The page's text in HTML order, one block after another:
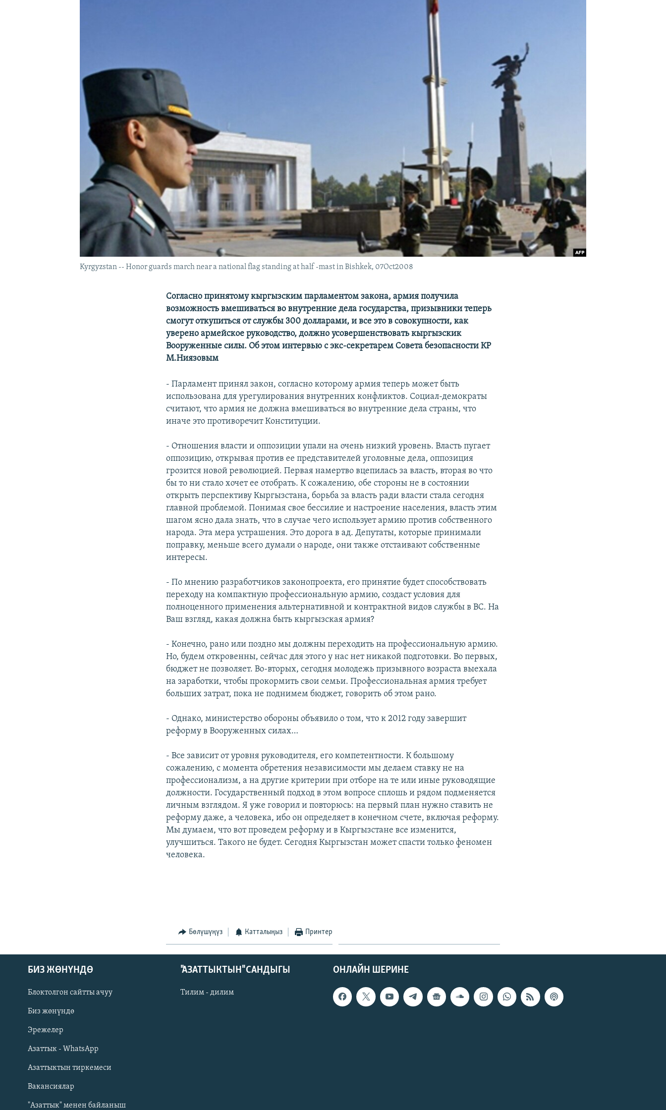
Русский
ОНЛАЙН ШЕРИНЕ
Kyrgyzstan -- Honor guards march near a national flag standing at half -mast in Bishkek, 07Oct2008
Согласно принятому кыргызским парламентом закона, армия получила
возможность вмешиваться во внутренние дела государства, призывники теперь
смогут откупиться от службы 300 долларами, и все это в совокупности, как
уверено армейское руководство, должно усовершенствовать кыргызскик
Вооруженные силы. Об этом интервью с экс-секретарем Совета безопасности КР
М.Ниязовым
- Парламент принял закон, согласно которому армия теперь может быть
использована для урегулирования внутренних конфликтов. Социал-демократы
считают, что армия не должна вмешиваться во внутренние дела страны, что
иначе это противоречит Конституции.
- Отношения власти и оппозиции упали на очень низкий уровень. Власть пугает
оппозицию, открывая против ее представителей уголовные дела, оппозиция
грозится новой революцией. Первая намертво вцепилась за власть, вторая во что
бы то ни стало хочет ее отобрать. К сожалению, обе стороны не в состоянии
открыть перспективу Кыргызстана, борьба за власть ради власти стала сегодня
главной проблемой. Понимая свое бессилие и настроение населения, власть этим
шагом ясно дала знать, что в случае чего использует армию против собственного
народа. Эта мера устрашения. Это дорога в ад. Депутаты, которые принимали
поправку, меньше всего думали о народе, они также отстаивают собственные
интересы.
- По мнению разработчиков законопроекта, его принятие будет способствовать
переходу на компактную профессиональную армию, создаст условия для
полноценного применения альтернативной и контрактной видов службы в ВС. На
Ваш взгляд, какая должна быть кыргызская армия?
- Конечно, рано или поздно мы должны переходить на профессиональную армию.
Но, будем откровенны, сейчас для этого у нас нет никакой подготовки. Во первых,
бюджет не позволяет. Во-вторых, сегодня молодежь призывного возраста выехала
на заработки, чтобы прокормить свои семьи. Профессиональная армия требует
больших затрат, пока не поднимем бюджет, говорить об этом рано.
- Однако, министерство обороны объявило о том, что к 2012 году завершит
реформу в Вооруженных силах…
- Все зависит от уровня руководителя, его компетентности. К большому
сожалению, с момента обретения независимости мы делаем ставку не на
профессионализм, а на другие критерии при отборе на те или иные руководящие
должности. Государственный подход в этом вопросе сплошь и рядом подменяется
личным взглядом. Я уже говорил и повторюсь: на первый план нужно ставить не
реформу даже, а человека, ибо он определяет в конечном счете, включая реформу.
Мы думаем, что вот проведем реформу и в Кыргызстане все изменится,
улучшиться. Такого не будет. Сегодня Кыргызстан может спасти только феномен
человека.
Бөлүшүңүз Катталыңыз Принтер
ОНЛАЙН ШЕРИНЕ
БИЗ ЖӨНҮНДӨ
Блоктолгон сайтты ачуу
Биз жөнүндө
Эрежелер
Азаттык - WhatsApp
Азаттыктын тиркемеси
Вакансиялар
"Азаттык" менен байланыш
"АЗАТТЫКТЫН" САНДЫГЫ
Тилим - дилим